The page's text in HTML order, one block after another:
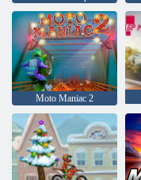
Moto Maniac 2